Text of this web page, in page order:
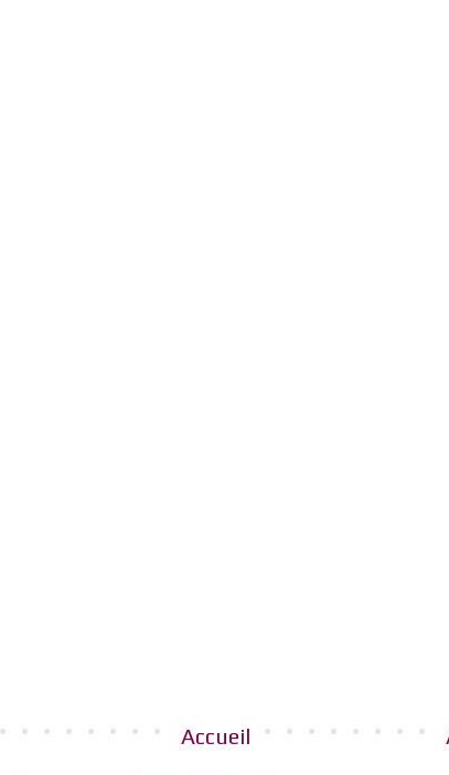
Accueil